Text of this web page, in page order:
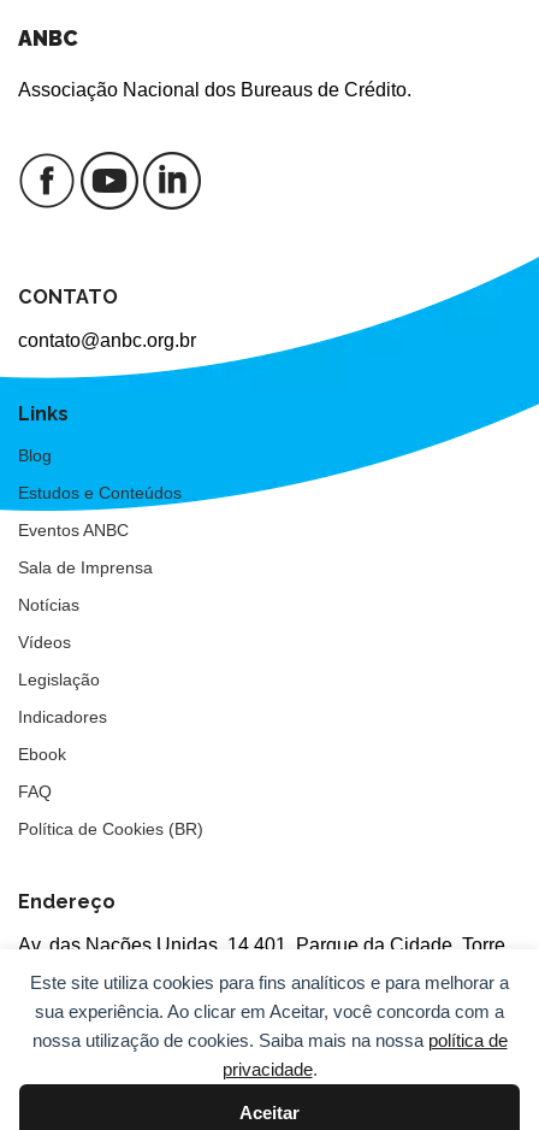
Este site utiliza cookies para fins analíticos e para melhorar a
sua experiência. Ao clicar em Aceitar, você concorda com a
nossa utilização de cookies. Saiba mais na nossa política de
privacidade.
Aceitar
ANBC
Associação Nacional dos Bureaus de Crédito.
CONTATO
contato@anbc.org.br
Links
Blog
Estudos e Conteúdos
Eventos ANBC
Sala de Imprensa
Notícias
Vídeos
Legislação
Indicadores
Ebook
FAQ
Política de Cookies (BR)
Endereço
Av. das Nações Unidas, 14.401, Parque da Cidade, Torre
Tarumã
5°andar, salas 502/503, CEP: 04730-090, São Paulo, SP